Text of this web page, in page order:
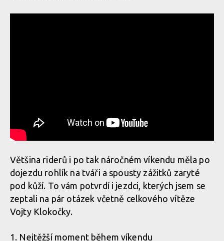
Většina riderů i po tak náročném víkendu měla po
dojezdu rohlík na tváři a spousty zážitků zaryté
pod kůží. To vám potvrdí i jezdci, kterých jsem se
zeptali na pár otázek včetně celkového vítěze
Vojty Klokočky.
1. Nejtěžší moment během víkendu